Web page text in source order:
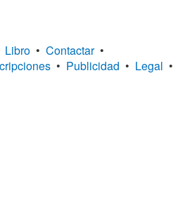
Libro • Contactar •
• Publicidad • Legal •